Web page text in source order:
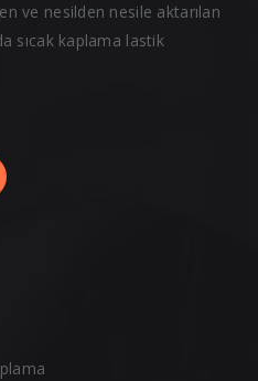
ve nesilden nesile aktarılan
sıcak kaplama lastik